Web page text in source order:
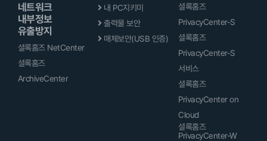
네트워크
내부정보
유출방지
셜록홈즈 NetCenter
셜록홈즈
ArchiveCenter
내 PC지키미
출력물 보안
매체보안(USB 인증)
셜록홈즈
PrivacyCenter-S
셜록홈즈
PrivacyCenter-S
서비스
셜록홈즈
PrivacyCenter on
Cloud
셜록홈즈
PrivacyCenter-W